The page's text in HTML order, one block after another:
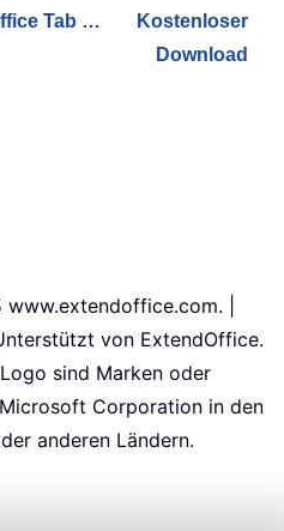
Tab …
Kostenloser
Download
|
von ExtendOffice.
sind Marken oder
Corporation in den
anderen Ländern.